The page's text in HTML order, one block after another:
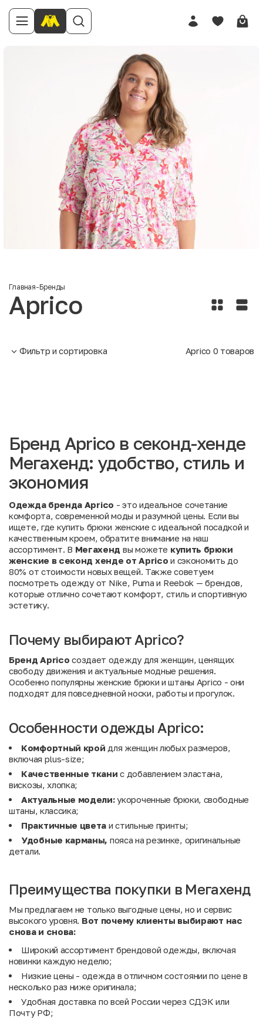
Главная-Бренды
Aprico
Фильтр и сортировка Aprico 0 товаров
Бренд Aprico в секонд-хенде
Мегахенд: удобство, стиль и
экономия
Одежда бренда Aprico - это идеальное сочетание
комфорта, современной моды и разумной цены. Если вы
ищете, где купить брюки женские с идеальной посадкой и
качественным кроем, обратите внимание на наш
ассортимент. В Мегахенд вы можете купить брюки
женские в секонд хенде от Aprico и сэкономить до
80% от стоимости новых вещей. Также советуем
посмотреть одежду от Nike, Puma и Reebok — брендов,
которые отлично сочетают комфорт, стиль и спортивную
эстетику.
Почему выбирают Aprico?
Бренд Apricoсоздает одежду для женщин, ценящих
свободу движения и актуальные модные решения.
Особенно популярны женские брюки и штаны Aprico - они
подходят для повседневной носки, работы и прогулок.
Особенности одежды Aprico:
Комфортный крой для женщин любых размеров,
включая plus-size;
Качественные ткани с добавлением эластана,
вискозы, хлопка;
Актуальные модели:укороченные брюки, свободные
штаны, классика;
Практичные цвета и стильные принты;
Удобные карманы, пояса на резинке, оригинальные
детали.
Преимущества покупки в Мегахенд
Мы предлагаем не только выгодные цены, но и сервис
высокого уровня. Вот почему клиенты выбирают нас
снова и снова:
Широкий ассортимент брендовой одежды, включая
новинки каждую неделю;
Низкие цены - одежда в отличном состоянии по цене в
несколько раз ниже оригинала;
Удобная доставка по всей России через СДЭК или
Почту РФ;